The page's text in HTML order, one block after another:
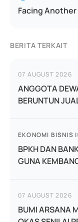
Facing Another
BERITA TERKAIT
07 AUGUST 2026
ANGGOTA
BERUNTUN
EKONOMI BISNIS |
BPKH DAN
GUNA
07 AUGUST 2026
BUMI ARSANA